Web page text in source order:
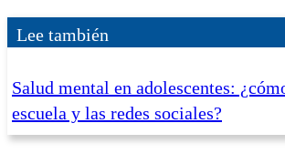
Lee también
Salud mental en adolescentes:
escuela y las redes sociales?